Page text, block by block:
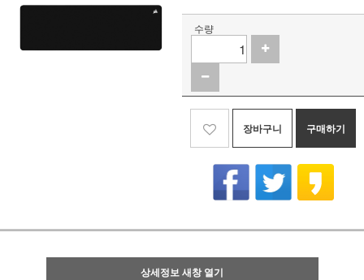
수량
장바구니 구매하기
상세정보 새창 열기